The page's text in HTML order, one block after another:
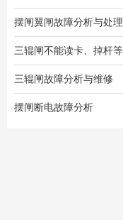
摆闸翼闸故障分析与处理
三辊闸故障分析与维修
摆闸断电故障分析